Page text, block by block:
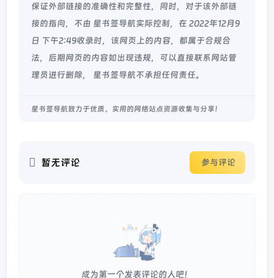
保证外部链接的准确性和完整性，同时，对于该外部链
接的指向，不由 星书签导航实际控制，在 2022年12月9
日 下午2:49收录时，该网页上的内容，都属于合规合
法，后期网页的内容如出现违规，可以直接联系网站管
理员进行删除， 星书签导航不承担任何责任。
星书签导航致力于优质、实用的网络站点资源收集与分享！
暂无评论 参与评论
成为第一个发表评论的人吧！